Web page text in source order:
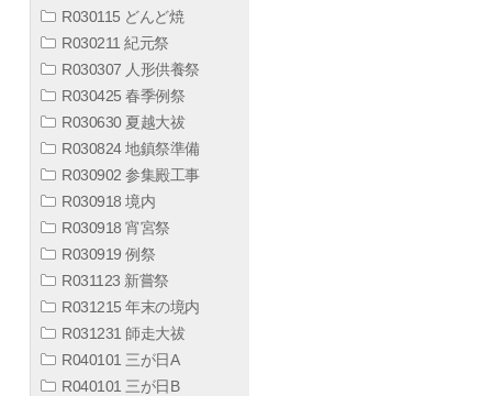
R030115 どんど焼
R030211 紀元祭
R030307 人形供養祭
R030425 春季例祭
R030630 夏越大祓
R030824 地鎮祭準備
R030902 参集殿工事
R030918 境内
R030918 宵宮祭
R030919 例祭
R031123 新嘗祭
R031215 年末の境内
R031231 師走大祓
R040101 三が日A
R040101 三が日B